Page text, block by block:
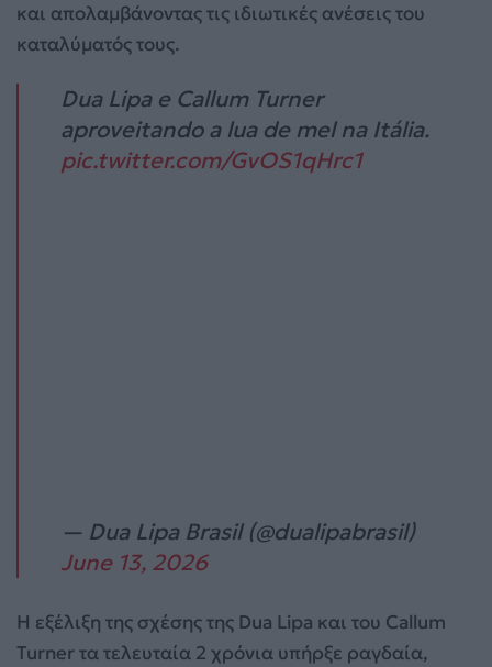
και απολαμβάνοντας τις ιδιωτικές ανέσεις του
καταλύματός τους.
Dua Lipa e Callum Turner
aproveitando a lua de mel na Itália.
pic.twitter.com/GvOS1qHrc1
— Dua Lipa Brasil (@dualipabrasil)
June 13, 2026
Η εξέλιξη της σχέσης της Dua Lipa και του Callum
Turner τα τελευταία 2 χρόνια υπήρξε ραγδαία,